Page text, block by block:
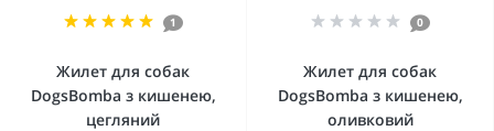
1
Жилет для собак
DogsBomba з кишенею,
цегляний
0
Жилет для собак
DogsBomba з кишенею,
оливковий